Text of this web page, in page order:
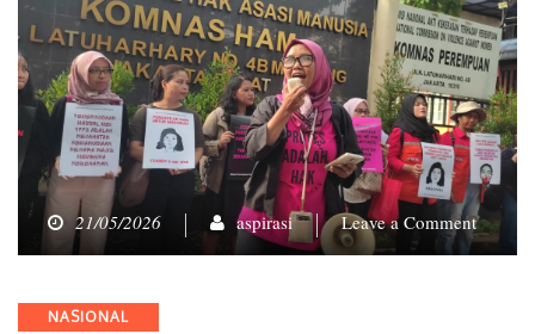
21/05/2026 aspirasi Leave a Commenton
28
Categories
NASIONAL